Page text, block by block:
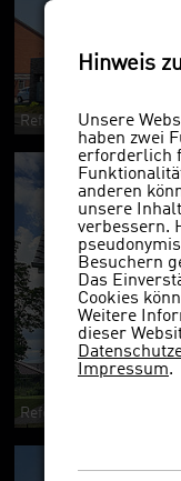
Referenzobjekt 7595
Referenzobjekt 7595 NF
Hinweis
Unsere
haben zwei
erforderlich
anderen
unsere
verbessern.
Besuchern
Das
Cookies
Weitere
dieser
Impressum.